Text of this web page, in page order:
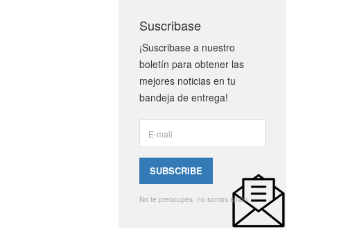
Suscribase
¡Suscribase a nuestro
boletín para obtener las
mejores noticias en tu
bandeja de entrega!
No te preocupes, no somos spam